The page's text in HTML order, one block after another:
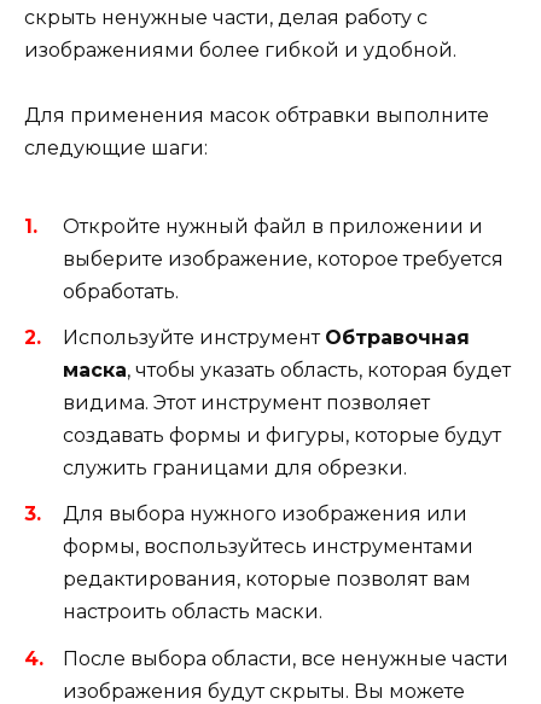
скрыть ненужные части, делая работу с
изображениями более гибкой и удобной.
Для применения масок обтравки выполните
следующие шаги:
Откройте нужный файл в приложении и
выберите изображение, которое требуется
обработать.
Используйте инструмент Обтравочная
маска, чтобы указать область, которая будет
видима. Этот инструмент позволяет
создавать формы и фигуры, которые будут
служить границами для обрезки.
Для выбора нужного изображения или
формы, воспользуйтесь инструментами
редактирования, которые позволят вам
настроить область маски.
После выбора области, все ненужные части
изображения будут скрыты. Вы можете